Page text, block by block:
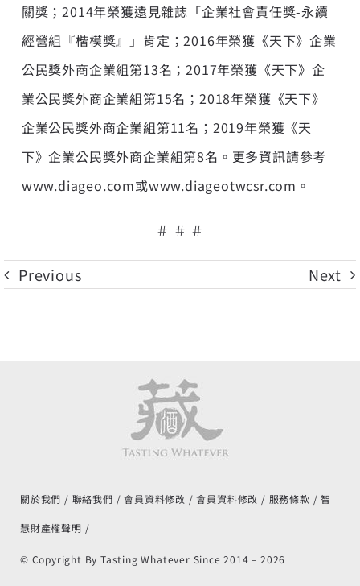
關獎；2014年榮獲遠見雜誌「企業社會責任獎-永續
經營組『楷模獎』」肯定；2016年榮獲《天下》企業
公民獎外商企業組第13名；2017年榮獲《天下》企
業公民獎外商企業組第15名；2018年榮獲《天下》
企業公民獎外商企業組第11名；2019年榮獲《天
下》企業公民獎外商企業組第8名。更多資訊請參考
www.diageo.com或www.diageotwcsr.com 。
＃ ＃ ＃
Previous Next
關於我們 聯絡我們 會員資料修改 會員資料修改 服務條款 智
慧財產權聲明
© Copyright By Tasting Whatever Since 2014 – 2026